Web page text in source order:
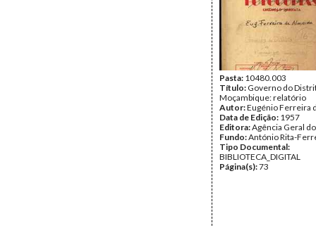
Pasta: 10480.003
Título: Governo do
Moçambique: relatório
Autor:Eugénio Ferreira
Data de Edição: 1957
Editora:Agência Geral
Fundo:António Rita-
Tipo Documental:
BIBLIOTECA_DIGITAL
Página(s):73